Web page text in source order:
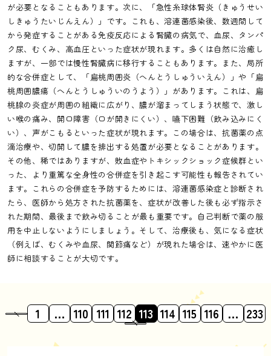
が必要となることもあります。次に、「急性糸球体腎炎（きゅうせい
しきゅうたいじんえん）」です。これも、溶連菌感染後、数週間して
から発症することがある免疫反応による腎臓の病気で、血尿、タンパ
ク尿、むくみ、高血圧といった症状が現れます。多くは自然に治癒し
ますが、一部では慢性腎臓病に移行することもあります。また、局所
的な合併症として、「扁桃周囲炎（へんとうしゅういえん）」や「扁
桃周囲膿瘍（へんとうしゅういのうよう）」があります。これは、扁
桃腺の炎症が周囲の組織に広がり、膿が溜まってしまう状態で、激し
い喉の痛み、開口障害（口が開きにくい）、嚥下困難（飲み込みにく
い）、声がこもるといった症状が現れます。この場合は、抗菌薬の点
滴治療や、切開して膿を排出する処置が必要となることがあります。
その他、稀ではありますが、敗血症やトキシックショック症候群とい
った、より重篤な全身性の合併症を引き起こす可能性も報告されてい
ます。これらの合併症を予防するためには、溶連菌感染症と診断され
たら、医師から処方された抗菌薬を、症状が改善した後も必ず指示さ
れた期間、最後まで飲み切ることが最も重要です。自己判断で薬の服
用を中止しないようにしましょう。そして、治療後も、気になる症状
（例えば、むくみや血尿、関節痛など）が現れた場合は、速やかに医
師に相談することが大切です。
1 … 110 111 112 113 114 115 116 … 233